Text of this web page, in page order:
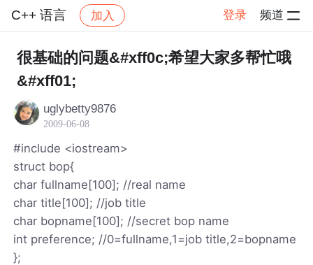
C++ 语言 加入 登录 频道
社区 C++ 语言 帖子详情
很基础的问题&#xff0c;希望大家多帮忙哦
&#xff01;
uglybetty9876
2009-06-08
#include <iostream>
struct bop{
char fullname[100]; //real name
char title[100]; //job title
char bopname[100]; //secret bop name
int preference; //0=fullname,1=job title,2=bopname
};